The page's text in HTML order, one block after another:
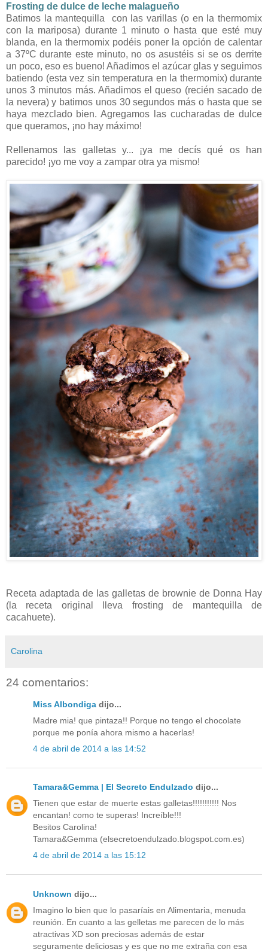
Frosting de dulce de leche malagueño
Batimos la mantequilla con las varillas (o en la thermomix
con la mariposa) durante 1 minuto o hasta que esté muy
blanda, en la thermomix podéis poner la opción de calentar
a 37ºC durante este minuto, no os asustéis si se os derrite
un poco, eso es bueno! Añadimos el azúcar glas y seguimos
batiendo (esta vez sin temperatura en la thermomix) durante
unos 3 minutos más. Añadimos el queso (recién sacado de
la nevera) y batimos unos 30 segundos más o hasta que se
haya mezclado bien. Agregamos las cucharadas de dulce
que queramos, ¡no hay máximo!
Rellenamos las galletas y... ¡ya me decís qué os han
parecido! ¡yo me voy a zampar otra ya mismo!
Receta adaptada de las galletas de brownie de Donna Hay
(la receta original lleva frosting de mantequilla de
cacahuete).
Carolina
24 comentarios:
Miss Albondiga dijo...
Madre mia! que pintaza!! Porque no tengo el chocolate
porque me ponía ahora mismo a hacerlas!
4 de abril de 2014 a las 14:52
Tamara&Gemma | El Secreto Endulzado dijo...
Tienen que estar de muerte estas galletas!!!!!!!!!!! Nos
encantan! como te superas! Increíble!!!
Besitos Carolina!
Tamara&Gemma (elsecretoendulzado.blogspot.com.es)
4 de abril de 2014 a las 15:12
Unknown dijo...
Imagino lo bien que lo pasaríais en Alimentaria, menuda
reunión. En cuanto a las gelletas me parecen de lo más
atractivas XD son preciosas además de estar
seguramente deliciosas y es que no me extraña con esa